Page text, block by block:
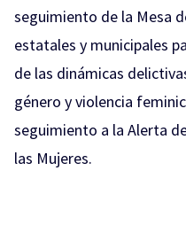
seguimiento de la Mesa
estatales y municipales
de las dinámicas
género y violencia
seguimiento a la Alerta
las Mujeres.